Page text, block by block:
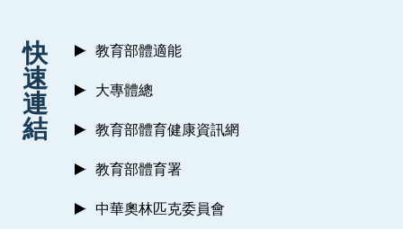
快
速
連
結
教育部體適能
大專體總
教育部體育健康資訊網
教育部體育署
中華奧林匹克委員會